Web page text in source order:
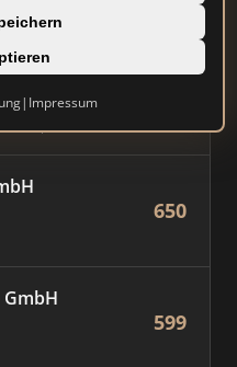
| Impressum
650
599